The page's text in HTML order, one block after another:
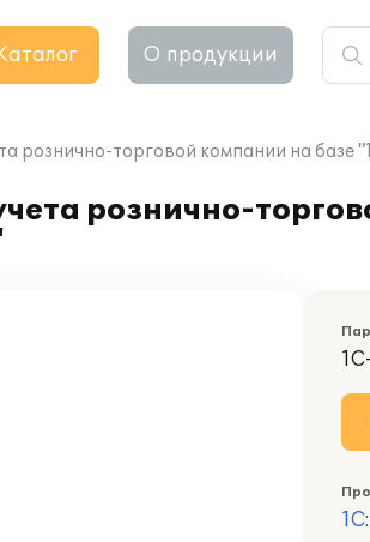
О продукции
рознично-торговой компании на базе
рознично-